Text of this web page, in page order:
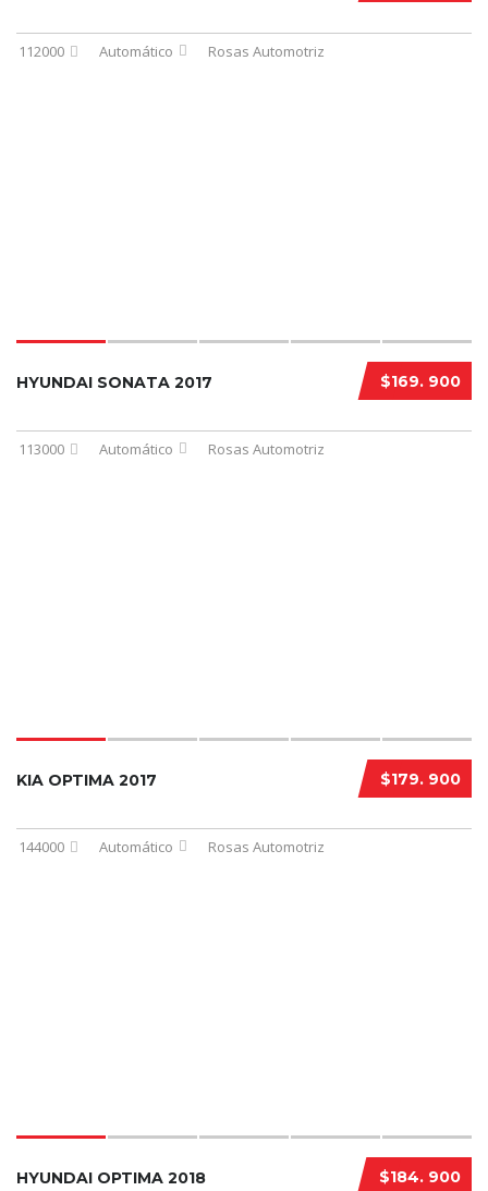
112000 Automático Rosas Automotriz
$169. 900
HYUNDAI SONATA 2017
113000 Automático Rosas Automotriz
$179. 900
KIA OPTIMA 2017
144000 Automático Rosas Automotriz
$184. 900
HYUNDAI OPTIMA 2018